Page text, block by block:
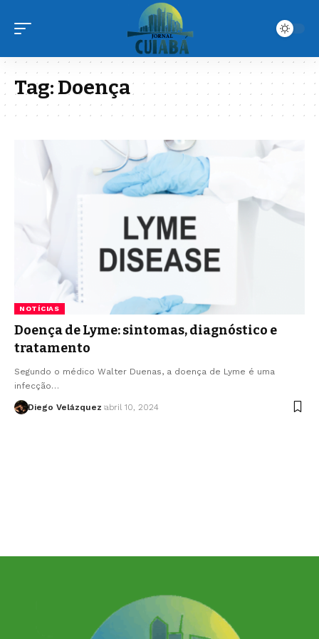
Tag:Doença
NOTÍCIAS
Doença de Lyme: sintomas, diagnóstico e
tratamento
Segundo o médico Walter Duenas, a doença de Lyme é uma
infecção…
Diego Velázquez abril 10, 2024